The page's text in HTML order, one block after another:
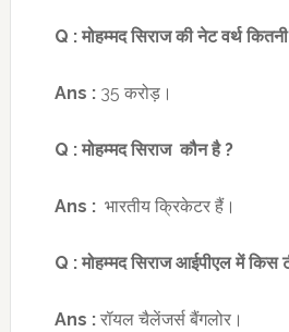
Q :मोहम्मद सिराज की नेट वर्थ
Ans :35 करोड़।
Q :मोहम्मद सिराज कौन है ?
Ans :भारतीय क्रिकेटर हैं।
Q :मोहम्मद सिराज आईपीएल में
Ans :रॉयल चैलेंजर्स बैंगलोर।